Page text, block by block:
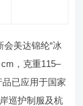
会美达锦纶“冰
，克重115–
已应用于国家
巡护制服及杭